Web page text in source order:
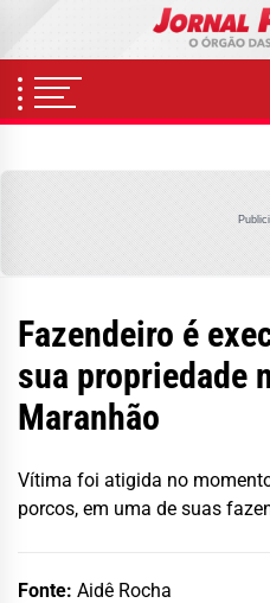
content
Fazendeiro é
sua propriedade
Maranhão
Vítima foi atigida no
porcos, em uma de suas
Fonte: Aidê Rocha